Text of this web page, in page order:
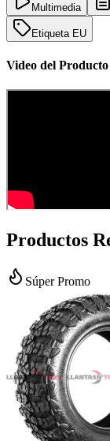
Multimedia
Etiqueta EU
Video del Producto
Productos
Súper Promo